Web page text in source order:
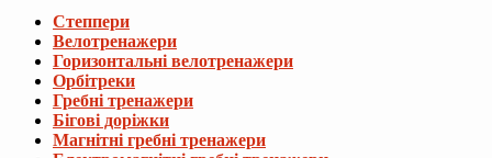
Степпери
Велотренажери
Горизонтальні велотренажери
Орбітреки
Гребні тренажери
Бігові доріжки
Магнітні гребні тренажери